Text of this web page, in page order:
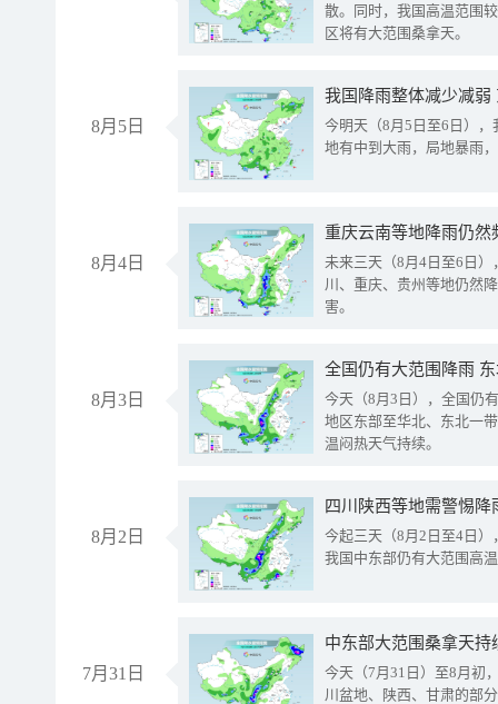
散。同时，我国高温范围
区将有大范围桑拿天。
8月5日
我国降雨整体减少减弱
今明天（8月5日至6日）
地有中到大雨，局地暴雨
8月4日
重庆云南等地降雨仍然
未来三天（8月4日至6日
川、重庆、贵州等地仍然
害。
8月3日
全国仍有大范围降雨
今天（8月3日），全国仍
地区东部至华北、东北一
温闷热天气持续。
8月2日
今起三天（8月2日至4日
我国中东部仍有大范围高
7月31日
中东部大范围桑拿天
今天（7月31日）至8月初
川盆地、陕西、甘肃的部